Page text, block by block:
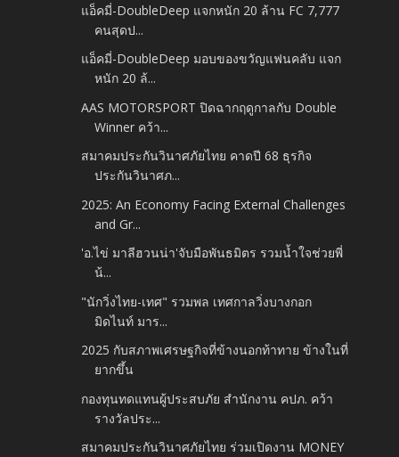
แอ็คมี่-DoubleDeep แจกหนัก 20 ล้าน FC 7,777
คนสุดป...
แอ็คมี่-DoubleDeep มอบของขวัญแฟนคลับ แจก
หนัก 20 ล้...
AAS MOTORSPORT ปิดฉากฤดูกาลกับ Double
Winner คว้า...
สมาคมประกันวินาศภัยไทย คาดปี 68 ธุรกิจ
ประกันวินาศภ...
2025: An Economy Facing External Challenges
and Gr...
'อ.ไข่ มาลีฮวนน่า'จับมือพันธมิตร รวมน้ำใจช่วยพี่
น้...
"นักวิ่งไทย-เทศ" รวมพล เทศกาลวิ่งบางกอก
มิดไนท์ มาร...
2025 กับสภาพเศรษฐกิจที่ข้างนอกท้าทาย ข้างในที่
ยากขึ้น
กองทุนทดแทนผู้ประสบภัย สำนักงาน คปภ. คว้า
รางวัลประ...
สมาคมประกันวินาศภัยไทย ร่วมเปิดงาน MONEY